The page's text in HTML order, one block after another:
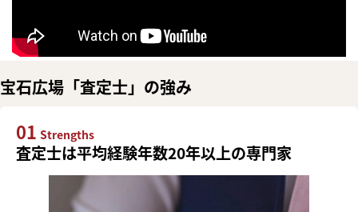
宝石広場「査定士」の強み
01 Strengths
査定士は平均経験年数20年以上の専門家